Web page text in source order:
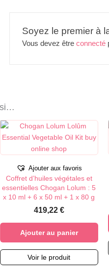
Soyez le premier à
Vous devez êtreconnecté
Ajouter aux favoris
Coffret d’huiles végétales et
essentielles Chogan Lolum : 5
x 10 ml + 6 x 50 ml + 1 x 80 g
419,22 €
Ajouter au panier
Voir le produit